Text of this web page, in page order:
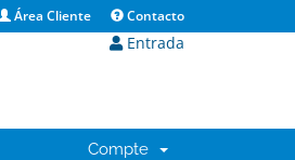
Área Cliente Contacto
Entrada
Compte